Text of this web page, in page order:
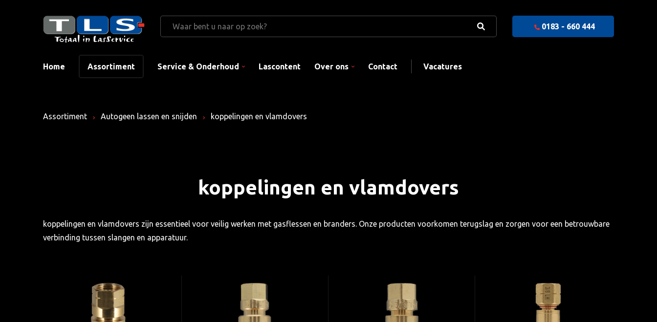
0183 - 660 444
Home Assortiment Service & Onderhoud Lascontent Over ons Contact Vacatures
Assortiment Autogeen lassen en snijden koppelingen en vlamdovers
koppelingen en vlamdovers
koppelingen en vlamdovers zijn essentieel voor veilig werken met gasflessen en branders. Onze producten voorkomen terugslag en zorgen voor een betrouwbare
verbinding tussen slangen en apparatuur.